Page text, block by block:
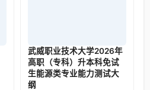
武威职业技术大学2026年
高职（专科）升本科免试
生能源类专业能力测试大
纲